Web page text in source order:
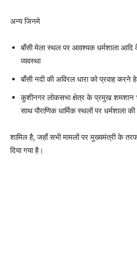
अन्य जिनमे
बाँसी मेला स्थल पर आवश्यक धर्मशाला
व्यवस्था
बाँसी नदी की अविरल धारा को प्रवाह करने
कुशीनगर लोकसभा क्षेत्र के प्रमुख शमशान
साथ पौराणिक धार्मिक स्थलों पर धर्मशाला की
शामिल है, जहाँ सभी मामलों पर मुख्यमंत्री के
दिया गया है।